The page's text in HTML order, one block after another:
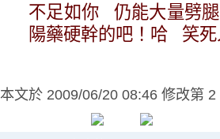
不足如你 仍能大量劈
陽藥硬幹的吧！哈 笑死
本文於 2009/06/20 08:46 修改第 2